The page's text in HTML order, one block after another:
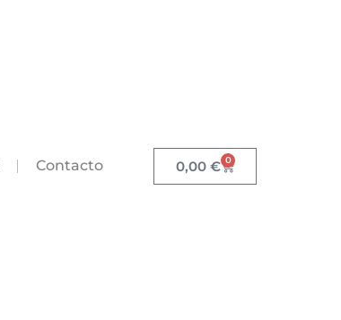
Contacto 0,00€ 0